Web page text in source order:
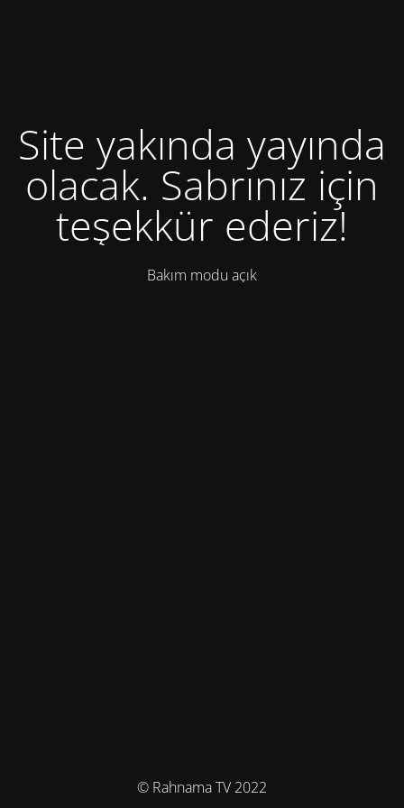
Site yakında yayında
olacak. Sabrınız için
teşekkür ederiz!
Bakım modu açık
© Rahnama TV 2022